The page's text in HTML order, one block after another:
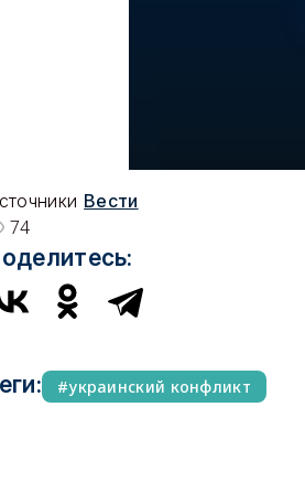
Вести
74
украинский конфликт